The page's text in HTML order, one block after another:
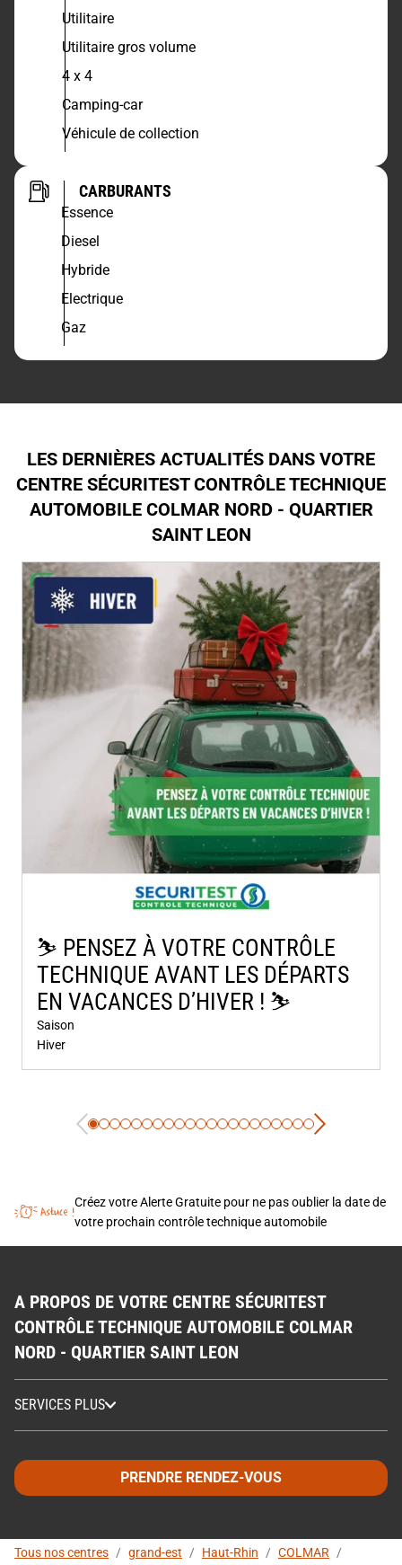
Utilitaire
Utilitaire gros volume
4 x 4
Camping-car
Véhicule de collection
CARBURANTS
Essence
Diesel
Hybride
Electrique
Gaz
LES DERNIÈRES ACTUALITÉS DANS VOTRE
CENTRE SÉCURITEST CONTRÔLE TECHNIQUE
AUTOMOBILE COLMAR NORD - QUARTIER
SAINT LEON
⛷️​ PENSEZ À VOTRE CONTRÔLE
TECHNIQUE AVANT LES DÉPARTS
EN VACANCES D’HIVER ! ⛷️​
Saison
Hiver
Créez votre Alerte Gratuite pour ne pas oublier la date de
votre prochain contrôle technique automobile
A PROPOS DE VOTRE CENTRE SÉCURITEST
CONTRÔLE TECHNIQUE AUTOMOBILE COLMAR
NORD - QUARTIER SAINT LEON
SERVICES PLUS
PRENDRE RENDEZ-VOUS
Tous nos centres / grand-est / Haut-Rhin / COLMAR /